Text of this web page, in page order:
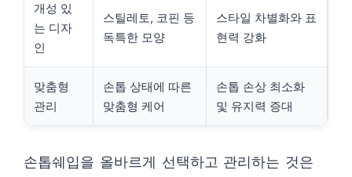
개성 있
는 디자
인
스틸레토, 코핀 등
독특한 모양
스타일 차별화와 표
현력 강화
맞춤형
관리
손톱 상태에 따른
맞춤형 케어
손톱 손상 최소화
및 유지력 증대
손톱쉐입을 올바르게 선택하고 관리하는 것은